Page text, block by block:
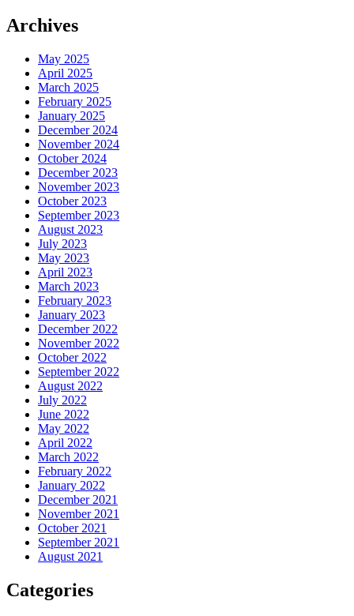
Archives
May 2025
April 2025
March 2025
February 2025
January 2025
December 2024
November 2024
October 2024
December 2023
November 2023
October 2023
September 2023
August 2023
July 2023
May 2023
April 2023
March 2023
February 2023
January 2023
December 2022
November 2022
October 2022
September 2022
August 2022
July 2022
June 2022
May 2022
April 2022
March 2022
February 2022
January 2022
December 2021
November 2021
October 2021
September 2021
August 2021
Categories